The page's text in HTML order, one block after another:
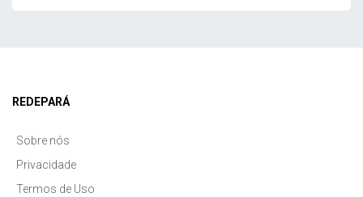
REDEPARÁ
Sobre nós
Privacidade
Termos de Uso